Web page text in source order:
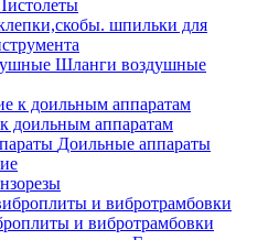
шпильки для
Шланги воздушные
доильным аппаратам
Доильные аппараты
и вибротрамбовки